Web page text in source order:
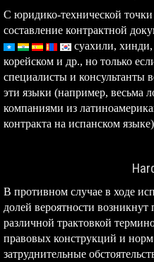
С юридико-технической точки
составление контрактной
суахили, хинди,
корейском и др., но только
специалисты и консультанты
эти языки (например, весьма
компаниями из
контракта на испанском
В противном случае в ходе
долей вероятности
различной трактовкой
правовых конструкций и
затруднительные